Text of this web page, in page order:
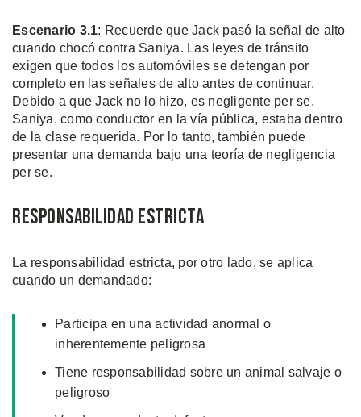
Escenario 3.1: Recuerde que Jack pasó la señal de alto
cuando chocó contra Saniya. Las leyes de tránsito
exigen que todos los automóviles se detengan por
completo en las señales de alto antes de continuar.
Debido a que Jack no lo hizo, es negligente per se.
Saniya, como conductor en la vía pública, estaba dentro
de la clase requerida. Por lo tanto, también puede
presentar una demanda bajo una teoría de negligencia
per se.
Responsabilidad Estricta
La responsabilidad estricta, por otro lado, se aplica
cuando un demandado:
Participa en una actividad anormal o
inherentemente peligrosa
Tiene responsabilidad sobre un animal salvaje o
peligroso